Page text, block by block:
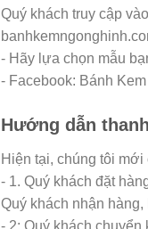
Quý khách truy cập
- Hãy lựa chọn mẫu
- Facebook: Bánh
Hướng dẫn
Hiện tại, chúng tôi
- 1. Quý khách đặt
Quý khách nhận